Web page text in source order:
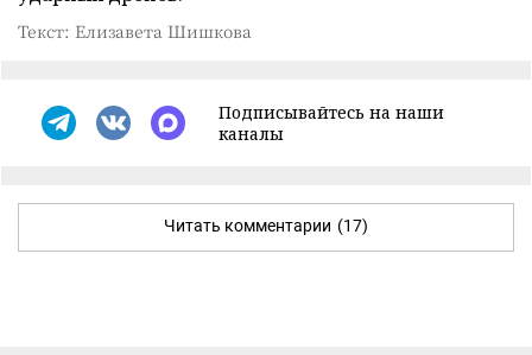
Текст: Елизавета Шишкова
Подписывайтесь на наши
каналы
Читать комментарии (17)